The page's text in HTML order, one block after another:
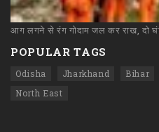
आग लगने से रंग गोदाम जल कर राख, दो
POPULAR TAGS
Odisha Jharkhand Bihar
North East